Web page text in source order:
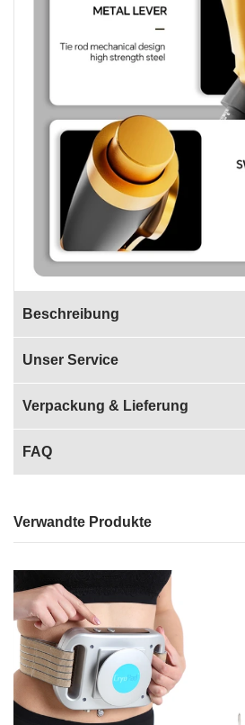
Beschreibung
Unser Service
Verpackung & Lieferung
FAQ
Verwandte Produkte